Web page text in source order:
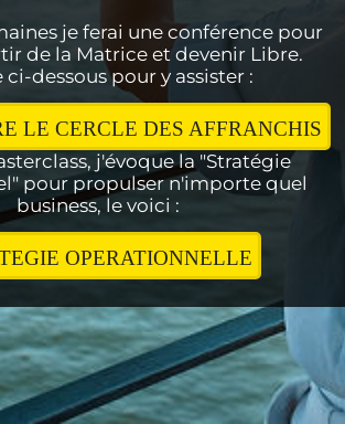
je ferai une conférence pour
de la Matrice et devenir Libre.
ci-dessous pour y assister :
LE CERCLE DES AFFRANCHIS
j'évoque la "Stratégie
pour propulser n'importe quel
business, le voici :
OPERATIONNELLE